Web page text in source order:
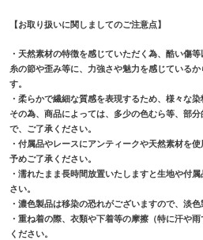
【お取り扱いに関しましてのご注意点】
・天然素材の特徴を感じていただく為、酷い傷
糸の節や歪み等に、力強さや魅力を感じている
す。
・柔らかで繊細な質感を表現するため、様々な
その為、商品によっては、多少の色むら等、部
で、ご了承ください。
・付属品やレースにアンティークや天然素材を
予めご了承ください。
・濡れたまま長時間放置いたしますと生地や付
さい。
・濃色製品は移染の恐れがございますので、淡
・重ね着の際、衣類や下着等の摩擦（特に汗や
ください。